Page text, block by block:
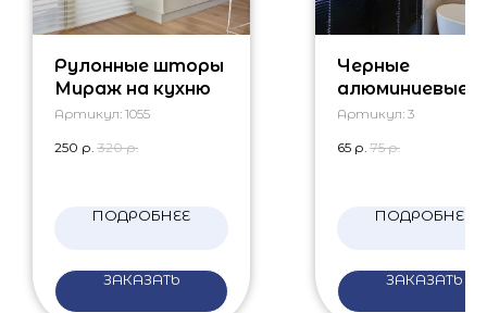
Рулонные шторы
Мираж на кухню
Артикул: 1055
250 р. 320 р.
ПОДРОБНЕЕ
ЗАКАЗАТЬ
Черные
алюминиевые
жалюзи в
Артикул: 3
65 р. 75 р.
ПОДРОБНЕЕ
ЗАКАЗАТЬ